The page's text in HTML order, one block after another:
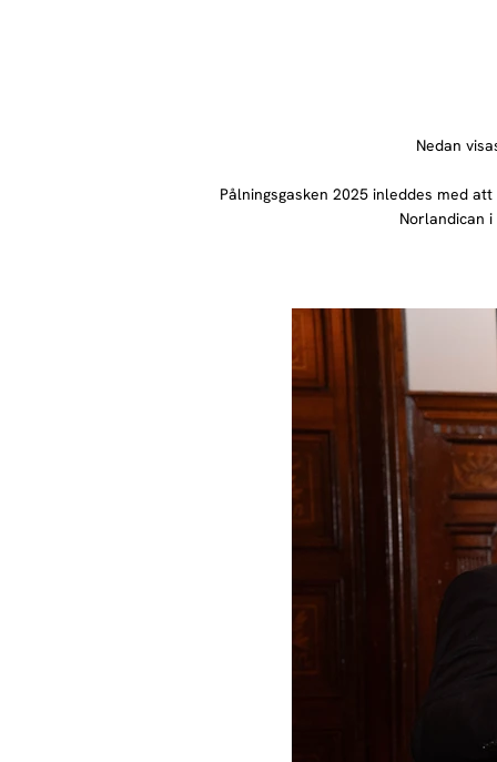
Nedan
Pålningsgasken 2025 inleddes med
Norlandican